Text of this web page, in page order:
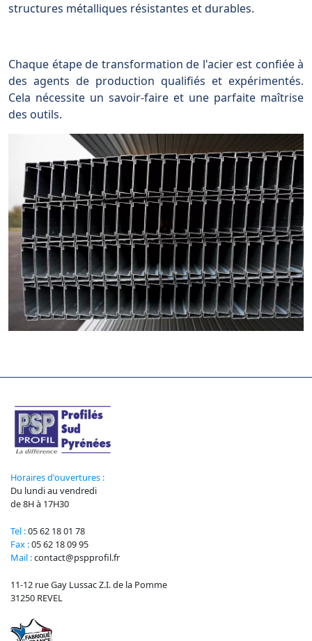
structures métalliques résistantes et durables.
Chaque étape de transformation de l'acier est confiée à
des agents de production qualifiés et expérimentés.
Cela nécessite un savoir-faire et une parfaite maîtrise
des outils.
11-12 rue Gay Lussac Z.I. de la Pomme
31250 REVEL
Tel :05 62 18 01 78
Fax :05 62 18 09 95
Mail :contact@pspprofil.fr
Horaires d'ouvertures :
Du lundi au vendredi
de 8H à 17H30